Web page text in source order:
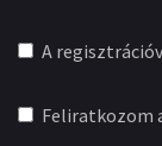
A
Feliratkozom